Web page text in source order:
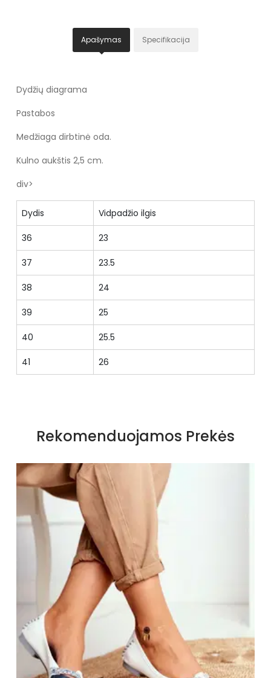
Apašymas Specifikacija
Dydžių diagrama
Pastabos
Medžiaga dirbtinė oda.
Kulno aukštis 2,5 cm.
div>
Dydis Vidpadžio ilgis
36 23
37 23.5
38 24
39 25
40 25.5
41 26
sudurtinė
Bato priekis Smailas
Kulnas ploksčias
Stilius elegantiškas
lygus
surištas prie kulkšnies
Rekomenduojamos Prekės